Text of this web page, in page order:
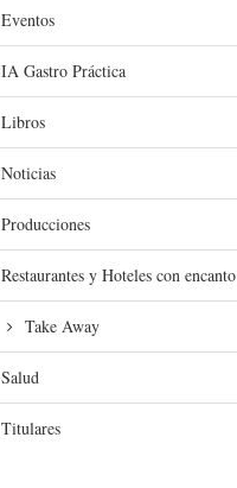
Eventos
IA Gastro Práctica
Libros
Noticias
Producciones
Restaurantes y Hoteles con encanto
Take Away
Salud
Titulares